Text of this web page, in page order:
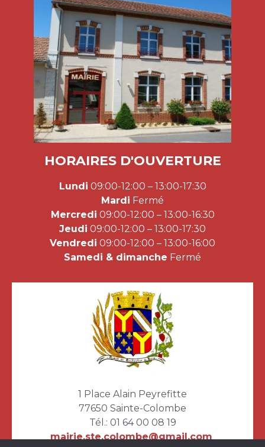
HORAIRES D'OUVERTURE
Lundi 09:00-12:00 – 13:00-17:30
Mardi Fermé
Mercredi 09:00-12:00 – 13:00-16:30
Jeudi 09:00-12:00 – 13:00-17:30
Vendredi 09:00-12:00 – 13:00-16:00
Samedi & dimanche Fermé
1 Place Alain Peyrefitte
77650 Sainte-Colombe
Tél.: 01 64 00 08 19
mairie.ste.colombe@gmail.com